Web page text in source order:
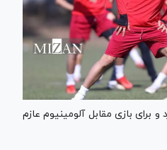
برای بازی مقابل آلومینیوم عازم